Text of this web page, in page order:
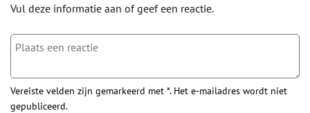
Vul deze informatie aan of geef een reactie.
Vereiste velden zijn gemarkeerd met *. Het e-mailadres wordt niet
gepubliceerd.